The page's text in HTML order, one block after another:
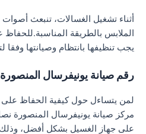
أثناء تشغيل الغسالات، تنبعث
الملابس بالطريقة المناسبة.للحفاظ
يجب تنظيفها بانتظام وصيانتها وفقا
رقم صيانة يونيفرسال المنصورة
لمن يتساءل حول كيفية الحفاظ على
مركز صيانة يونيفرسال المنصورة
على جهاز الغسيل بشكل أفضل،